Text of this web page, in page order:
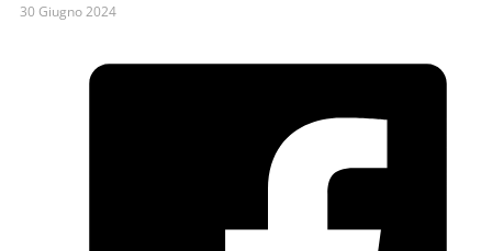
30 Giugno 2024